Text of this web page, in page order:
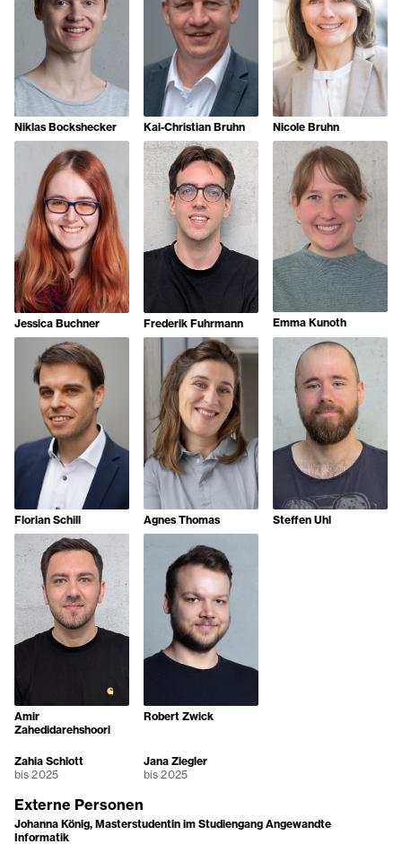
Niklas Bockshecker Kai-Christian Bruhn Nicole Bruhn
Jessica Buchner Frederik Fuhrmann Emma Kunoth
Florian Schill Agnes Thomas Steffen Uhl
Amir
Zahedidarehshoori
Robert Zwick
Zahia Schlott
bis 2025
Jana Ziegler
bis 2025
Externe Personen
Johanna König, Masterstudentin im Studiengang Angewandte
Informatik